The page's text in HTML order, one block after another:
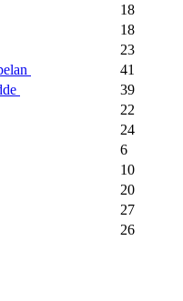
18
18
23
41
39
22
24
6
10
20
27
26